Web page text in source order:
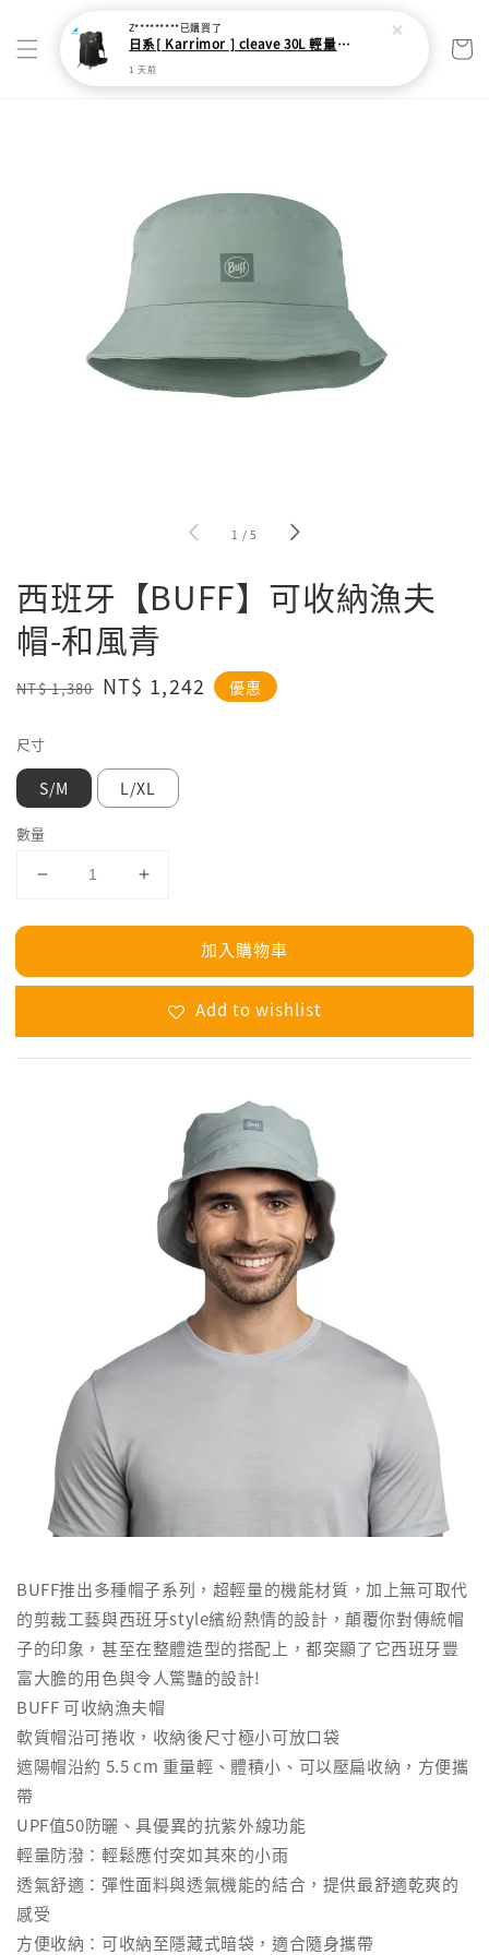
1 /5
西班牙【BUFF】可收納漁夫
帽-和風青
Regular
NT$ 1,380 Sale
NT$ 1,242 優惠
尺寸
S/M L/XL
數量
加入購物車
Add to wishlist
BUFF推出多種帽子系列，超輕量的機能材質，加上無可取代
的剪裁工藝與西班牙style繽紛熱情的設計，顛覆你對傳統帽
子的印象，甚至在整體造型的搭配上，都突顯了它西班牙豐
富大膽的用色與令人驚豔的設計!
BUFF 可收納漁夫帽
軟質帽沿可捲收，收納後尺寸極小可放口袋
遮陽帽沿約 5.5 cm 重量輕、體積小、可以壓扁收納，方便攜
帶
UPF值50防曬、具優異的抗紫外線功能
輕量防潑：輕鬆應付突如其來的小雨
透氣舒適：彈性面料與透氣機能的結合，提供最舒適乾爽的
感受
方便收納：可收納至隱藏式暗袋，適合隨身攜帶
Z*********已購買了
日系[ Karrimor ] cleave 30L 輕量野跑健走包
1 天前